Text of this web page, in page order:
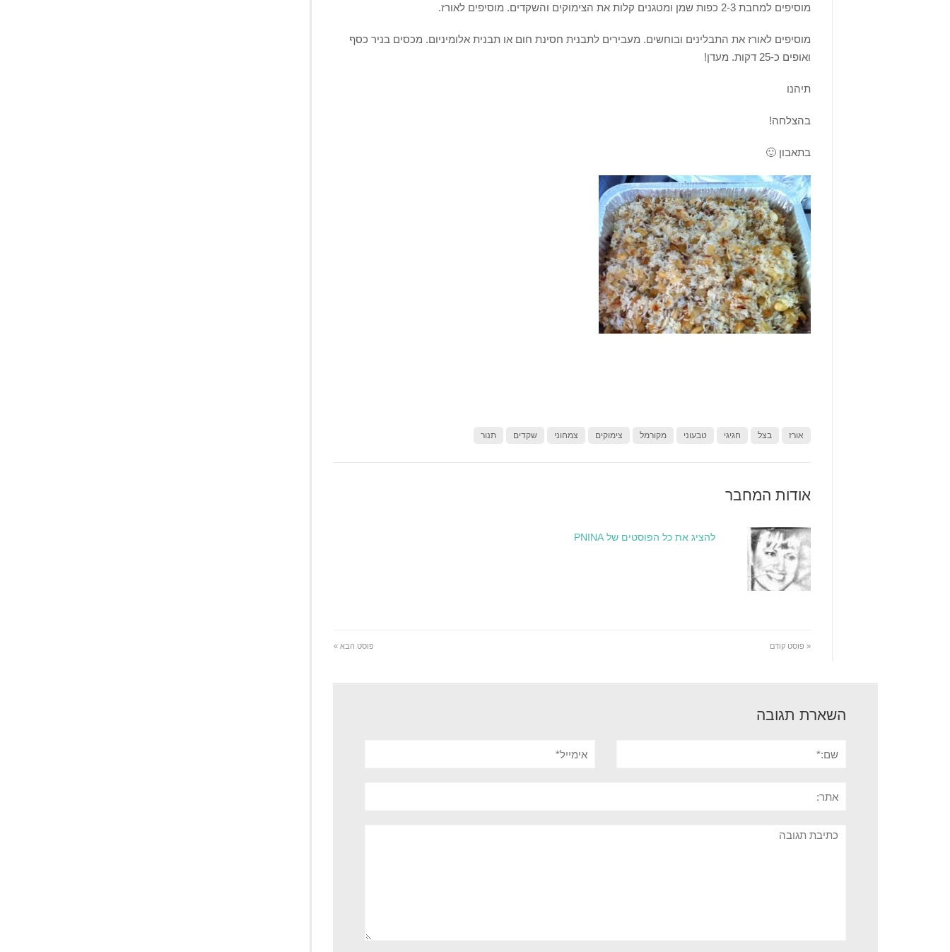
מוסיפים למחבת 2-3 כפות שמן ומטגנים קלות את הצימוקים והשקדים. מוסיפים לאורז .
מוסיפים לאורז את התבלינים ובוחשים. מעבירים לתבנית חסינת חום או תבנית אלומיניום. מכסים בניר כסף
ואופים כ-25 דקות. מעדן!
תיהנו
בהצלחה!
בתאבון 🙂
אורז בצל חגיגי טבעוני מקורמל צימוקים צמחוני שקדים תנור
אודות המחבר
להציג את כל הפוסטים של PNINA
« פוסט קודם פוסט הבא »
השארת תגובה